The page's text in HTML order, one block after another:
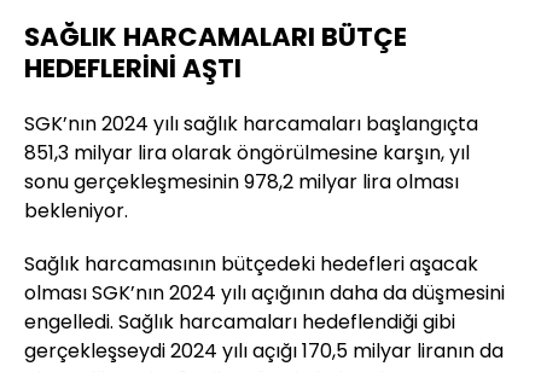
SAĞLIK HARCAMALARI BÜTÇE
HEDEFLERİNİ AŞTI
SGK’nın 2024 yılı sağlık harcamaları başlangıçta
851,3 milyar lira olarak öngörülmesine karşın, yıl
sonu gerçekleşmesinin 978,2 milyar lira olması
bekleniyor.
Sağlık harcamasının bütçedeki hedefleri aşacak
olması SGK’nın 2024 yılı açığının daha da düşmesini
engelledi. Sağlık harcamaları hedeflendiği gibi
gerçekleşseydi 2024 yılı açığı 170,5 milyar liranın da